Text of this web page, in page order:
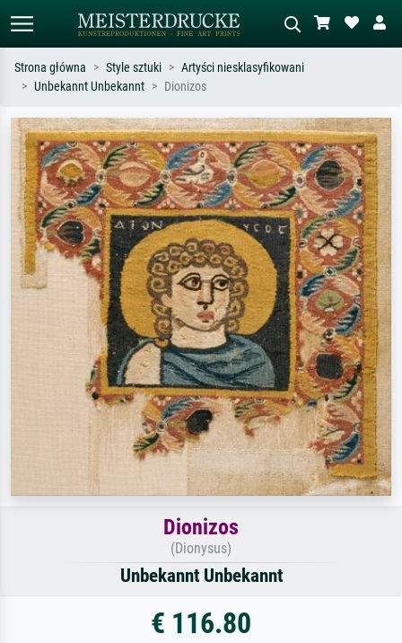
Szukaj wg artysty, tytułu lub stylu – np.
Monet, Gwiaździsta noc,
impresjonizm, fala Hokusaia, akt.
Opisz scenę – np. zielona łąka,
abstrakcja z czerwienią, ciemny olej,
stojący akt obok drzewa.
Strona główna Style sztuki
Artyści niesklasyfikowani
Unbekannt Unbekannt
Dionizos
Dionizos
(Dionysus)
Unbekannt Unbekannt
€ 116.80